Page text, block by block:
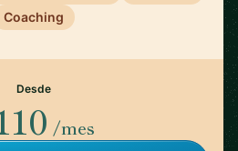
Coaching
Desde
/mes